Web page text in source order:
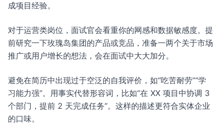
成项目经验。
对于运营类岗位，面试官会看重你的网感和数据敏感度。提
前研究一下玫瑰岛集团的产品或竞品，准备一两个关于市场
推广或用户增长的想法，会在面试中大大加分。
避免在简历中出现过于空泛的自我评价，如“吃苦耐劳”“学
习能力强”。用事实代替形容词，比如“在 XX 项目中协调 3
个部门，提前 2 天完成任务”。这样的描述更符合实体企业
的口味。